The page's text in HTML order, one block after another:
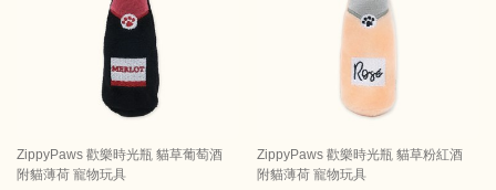
ZippyPaws 歡樂時光瓶 貓草葡萄酒
附貓薄荷 寵物玩具
ZippyPaws 歡樂時光瓶 貓草粉紅酒
附貓薄荷 寵物玩具